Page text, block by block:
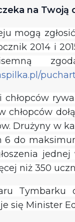
na Twoją
mogą
2014 i
chłopców
chłopców
Drużyny w
6 do
niż 350
się Minister